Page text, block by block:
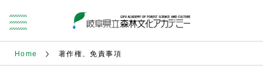
Home 著作権、免責事項